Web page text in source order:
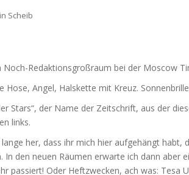
Scheib
Noch-Redaktionsgroßraum bei der Moscow
Hose, Angel, Halskette mit Kreuz.
Stars“, der Name der Zeitschrift, aus der
links.
lange her, dass ihr mich hier aufgehängt habt,
In den neuen Räumen erwarte ich dann aber
passiert! Oder Heftzwecken, ach was: Tesa